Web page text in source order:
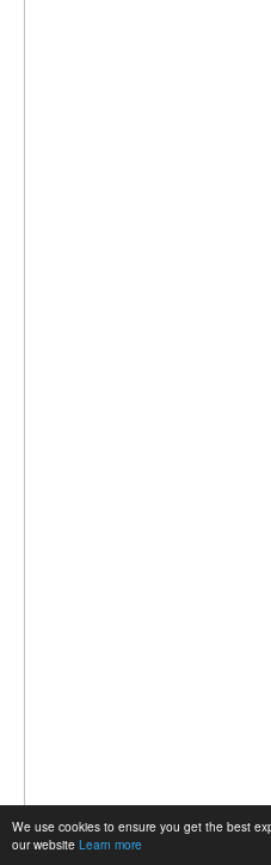
We use cookies to ensure you get the best
our website Learn more